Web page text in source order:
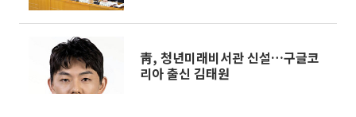
靑, 청년미래비서관 신설…구글코
리아 출신 김태원